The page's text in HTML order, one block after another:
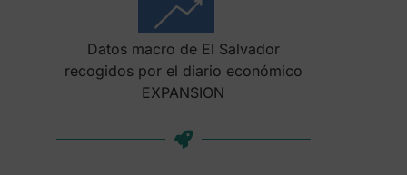
Datos macro de El Salvador
recogidos por el diario económico
EXPANSION